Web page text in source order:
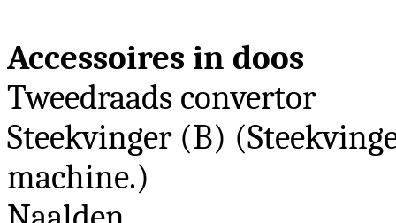
Accessoires in doos
Tweedraads convertor
Steekvinger (B)
machine.)